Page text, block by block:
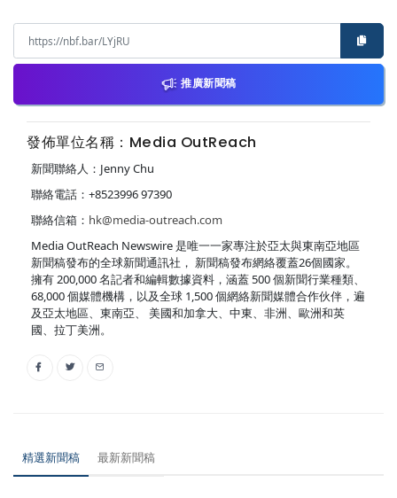
推廣新聞稿
發佈單位名稱：Media OutReach
新聞聯絡人：Jenny Chu
聯絡電話：+8523996 97390
聯絡信箱： hk@media-outreach.com
Media OutReach Newswire 是唯一一家專注於亞太與東南亞地區
新聞稿發布的全球新聞通訊社， 新聞稿發布網絡覆蓋26個國家。
擁有 200,000 名記者和編輯數據資料，涵蓋 500 個新聞行業種類、
68,000 個媒體機構，以及全球 1,500 個網絡新聞媒體合作伙伴，遍
及亞太地區、東南亞、 美國和加拿大、中東、非洲、歐洲和英
國、拉丁美洲。
精選新聞稿 最新新聞稿